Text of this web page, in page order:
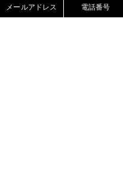
原 紳之助 浜分中学校谷川卒
メールアドレス 電話番号